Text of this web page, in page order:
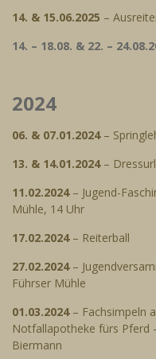
14. & 15.06.2025 –
14. – 18.08. & 22. –
2024
06. & 07.01.2024–
13. & 14.01.2024–
11.02.2024– Jugend-
Mühle, 14 Uhr
17.02.2024– Reiterball
27.02.2024–
Führser Mühle
01.03.2024– Fachsimpeln
Notfallapotheke fürs Pferd
Biermann